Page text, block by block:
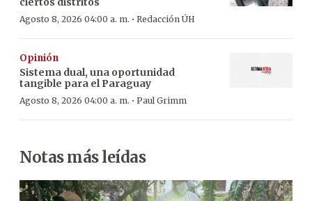
Agosto 8, 2026 04:00 a. m. · Redacción ÚH
Opinión
Sistema dual, una oportunidad
tangible para el Paraguay
Agosto 8, 2026 04:00 a. m. · Paul Grimm
Notas más leídas